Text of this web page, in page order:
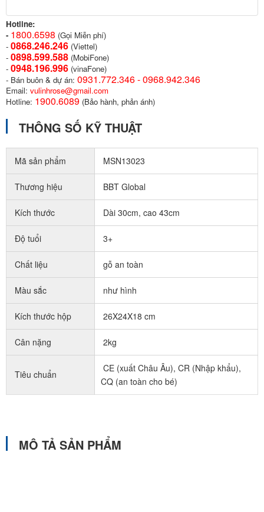
Hotline:
- 1800.6598 (Gọi Miễn phí)
- 0868.246.246 (Viettel)
- 0898.599.588 (MobiFone)
- 0948.196.996 (vinaFone)
- Bán buôn & dự án: 0931.772.346 - 0968.942.346
Email: vulinhrose@gmail.com
Hotline: 1900.6089 (Bảo hành, phản ánh)
THÔNG SỐ KỸ THUẬT
Mã sản phẩm MSN13023
Thương hiệu BBT Global
Kích thước Dài 30cm, cao 43cm
Độ tuổi 3+
Chất liệu gỗ an toàn
Màu sắc như hình
Kích thước hộp 26X24X18 cm
Cân nặng 2kg
Tiêu chuẩn
CE (xuất Châu Âu), CR (Nhập khẩu),
CQ (an toàn cho bé)
MÔ TẢ SẢN PHẨM